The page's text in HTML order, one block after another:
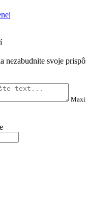
nezabudnite svoje